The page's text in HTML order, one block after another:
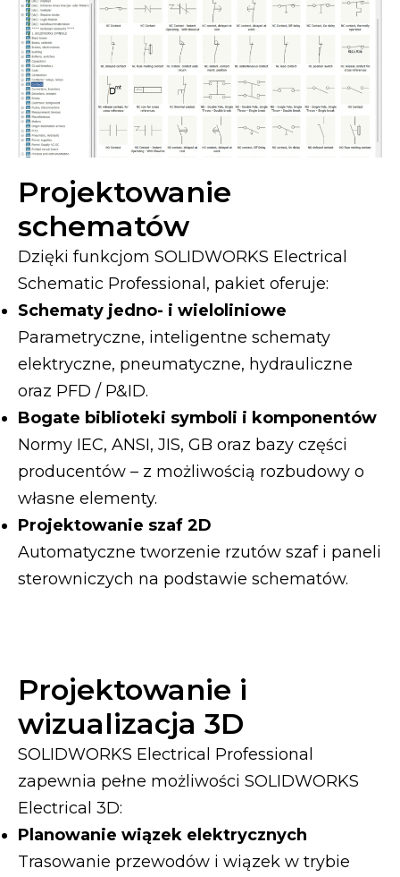
Projektowanie
schematów
Dzięki funkcjom SOLIDWORKS Electrical
Schematic Professional, pakiet oferuje:
Schematy jedno- i wieloliniowe
Parametryczne, inteligentne schematy
elektryczne, pneumatyczne, hydrauliczne
oraz PFD / P&ID.
Bogate biblioteki symboli i komponentów
Normy IEC, ANSI, JIS, GB oraz bazy części
producentów – z możliwością rozbudowy o
własne elementy.
Projektowanie szaf 2D
Automatyczne tworzenie rzutów szaf i paneli
sterowniczych na podstawie schematów.
Projektowanie i
wizualizacja 3D
SOLIDWORKS Electrical Professional
zapewnia pełne możliwości SOLIDWORKS
Electrical 3D:
Planowanie wiązek elektrycznych
Trasowanie przewodów i wiązek w trybie